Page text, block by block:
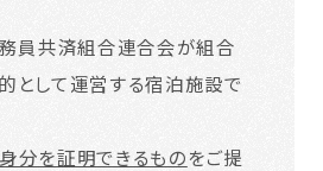
員共済組合連合会が組合
として運営する宿泊施設で
身分を証明できるものをご提